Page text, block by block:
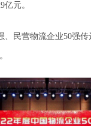
亿元。
、民营物流企业50强